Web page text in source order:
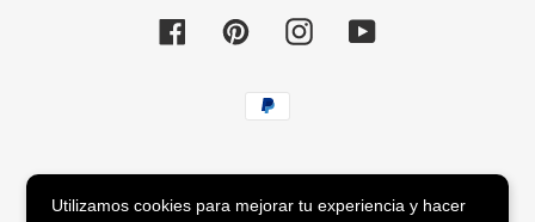
FacebookPinterestInstagramYouTube
Métodos
de
Utilizamos cookies para mejorar tu experiencia y hacer